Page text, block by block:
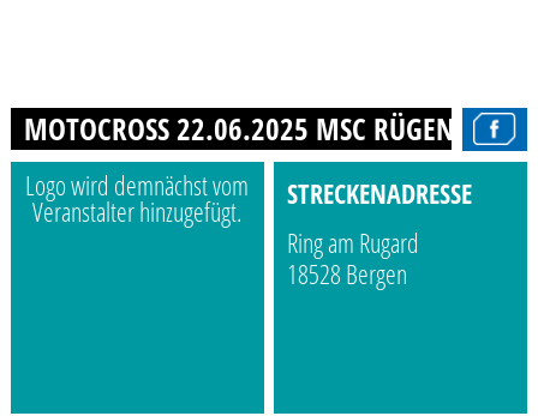
MOTOCROSS 22.06.2025 MSC RÜGEN E.V.
Logo wird demnächst vom
Veranstalter hinzugefügt.
STRECKENADRESSE
Ring am Rugard
18528 Bergen